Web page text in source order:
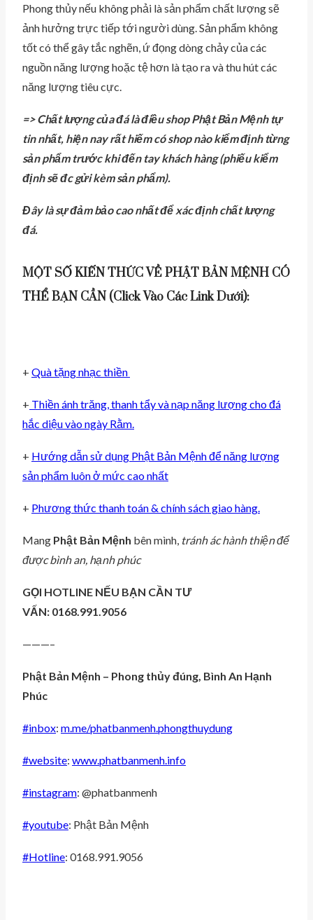
Phong thủy nếu không phải là sản phẩm chất lượng sẽ
ảnh hưởng trực tiếp tới người dùng. Sản phẩm không
tốt có thể gây tắc nghẽn, ứ đọng dòng chảy của các
nguồn năng lượng hoặc tệ hơn là tạo ra và thu hút các
năng lượng tiêu cực.
=> Chất lượng của đá là điều shop Phật Bản Mệnh tự
tin nhất, hiện nay rất hiếm có shop nào kiểm định từng
sản phẩm trước khi đến tay khách hàng (phiếu kiểm
định sẽ đc gửi kèm sản phẩm).
Đây là sự đảm bảo cao nhất để xác định chất lượng
đá.
MỘT SỐ KIẾN THỨC VỀ PHẬT BẢN MỆNH CÓ
THỂ BẠN CẦN (click Vào Các Link Dưới):
+ Quà tặng nhạc thiền
+ Thiền ánh trăng, thanh tẩy và nạp năng lượng cho đá
hắc diệu vào ngày Rằm.
+ Hướng dẫn sử dụng Phật Bản Mệnh để năng lượng
sản phẩm luôn ở mức cao nhất
+ Phương thức thanh toán & chính sách giao hàng.
Mang Phật Bản Mệnh bên mình, tránh ác hành thiện để
được bình an, hạnh phúc
GỌI HOTLINE NẾU BẠN CẦN TƯ
VẤN: 0168.991.9056
———–
Phật Bản Mệnh – Phong thủy đúng, Bình An Hạnh
Phúc
#inbox: m.me/phatbanmenh.phongthuydung
#website: www.phatbanmenh.info
#instagram: @phatbanmenh
#youtube: Phật Bản Mệnh
#Hotline: 0168.991.9056